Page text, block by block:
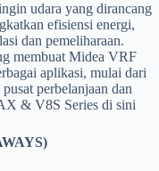
udara yang dirancang
efisiensi energi,
dan pemeliharaan.
membuat Midea VRF
aplikasi, mulai dari
perbelanjaan dan
& V8S Series di sini